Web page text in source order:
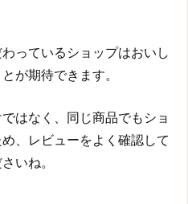
っているショップはおいし
が期待できます。
はなく、同じ商品でもショ
、レビューをよく確認して
いね。